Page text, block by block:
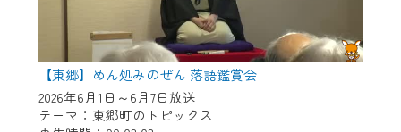
【東郷】めん処みのぜん 落語鑑賞会
2026年6月1日～6月7日放送
テーマ：東郷町のトピックス